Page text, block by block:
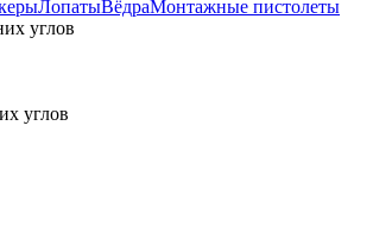
ЛопатыВёдраМонтажные пистолеты
углов
углов